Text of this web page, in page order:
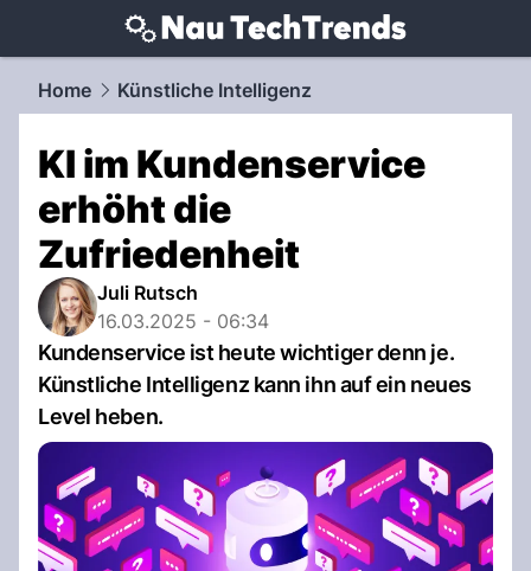
techtrends.NAU.ch
Home Künstliche Intelligenz
KI im Kundenservice
erhöht die
Zufriedenheit
Juli Rutsch
16.03.2025 - 06:34
Kundenservice ist heute wichtiger denn je.
Künstliche Intelligenz kann ihn auf ein neues
Level heben.